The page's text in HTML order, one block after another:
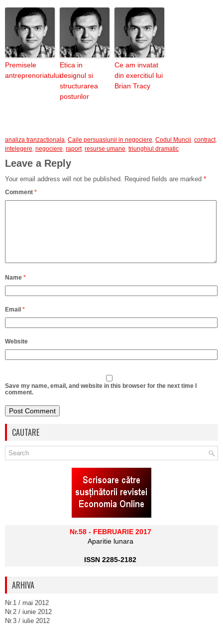
Premisele
antreprenoriatului
Etica in
designul si
structurarea
posturilor
Ce am invatat
din exercitiul lui
Brian Tracy
analiza tranzactionala Caile persuasiunii in negociere Codul Muncii contract,
intelegere negociere raport, resurse umane triunghiul dramatic
Leave a Reply
Your email address will not be published. Required fields are marked *
Comment *
Name *
Email *
Website
Save my name, email, and website in this browser for the next time I
comment.
CAUTARE
Nr.58 - FEBRUARIE 2017
Aparitie lunara
ISSN 2285-2182
ARHIVA
Nr.1 / mai 2012
Nr.2 / iunie 2012
Nr.3 / iulie 2012